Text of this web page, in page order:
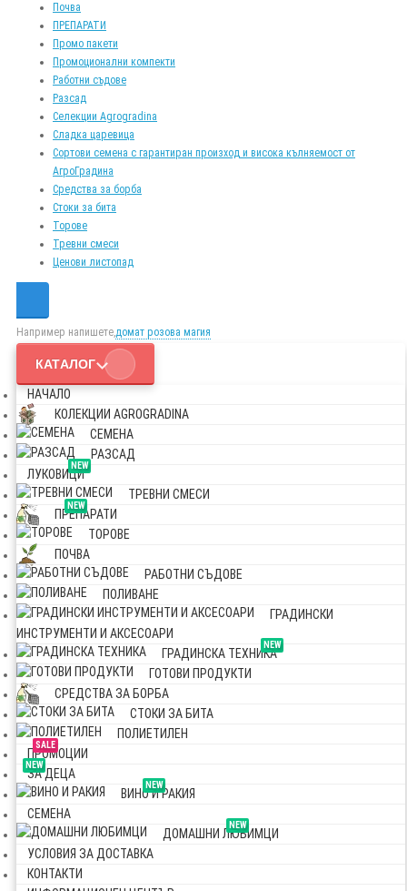
Почва
ПРЕПАРАТИ
Промо пакети
Промоционални компекти
Работни съдове
Разсад
Селекции Agrogradina
Сладка царевица
Сортови семена с гарантиран произход и висока кълняемост от
АгроГрадина
Средства за борба
Стоки за бита
Торове
Тревни смеси
Ценови листопад
Например напишете,домат розова магия
КАТАЛОГ
НАЧАЛО
КОЛЕКЦИИ AGROGRADINA
СЕМЕНА
РАЗСАД
NEW
ЛУКОВИЦИ
ТРЕВНИ СМЕСИ
NEW
ПРЕПАРАТИ
ТОРОВЕ
ПОЧВА
РАБОТНИ СЪДОВЕ
ПОЛИВАНЕ
ГРАДИНСКИ
ИНСТРУМЕНТИ И АКСЕСОАРИ
NEW
ГРАДИНСКА ТЕХНИКА
ГОТОВИ ПРОДУКТИ
СРЕДСТВА ЗА БОРБА
СТОКИ ЗА БИТА
ПОЛИЕТИЛЕН
SALE
ПРОМОЦИИ
NEW
ЗА ДЕЦА
NEW
ВИНО И РАКИЯ
СЕМЕНА
NEW
ДОМАШНИ ЛЮБИМЦИ
УСЛОВИЯ ЗА ДОСТАВКА
КОНТАКТИ